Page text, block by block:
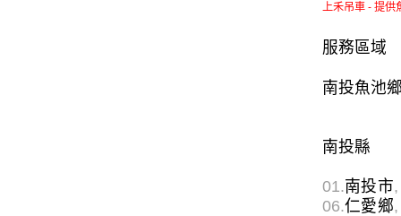
上禾吊車 - 提供
服務區域
南投魚池
南投縣
01.南投市
06.仁愛鄉